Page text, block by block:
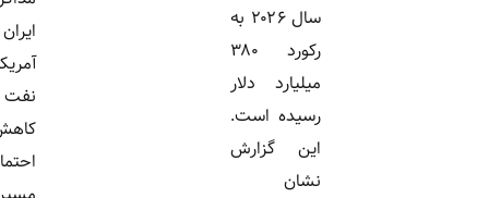
سال ۲۰۲۶ به
رکورد ۳۸۰
میلیارد دلار
رسیده است.
این گزارش
ایران و
آمریکا، قیمت
نفت را
کاهش داده و
احتمال تغییر